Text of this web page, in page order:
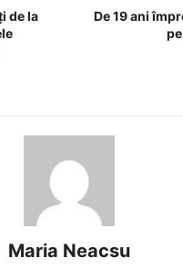
de la
De 19 ani
Maria Neacsu